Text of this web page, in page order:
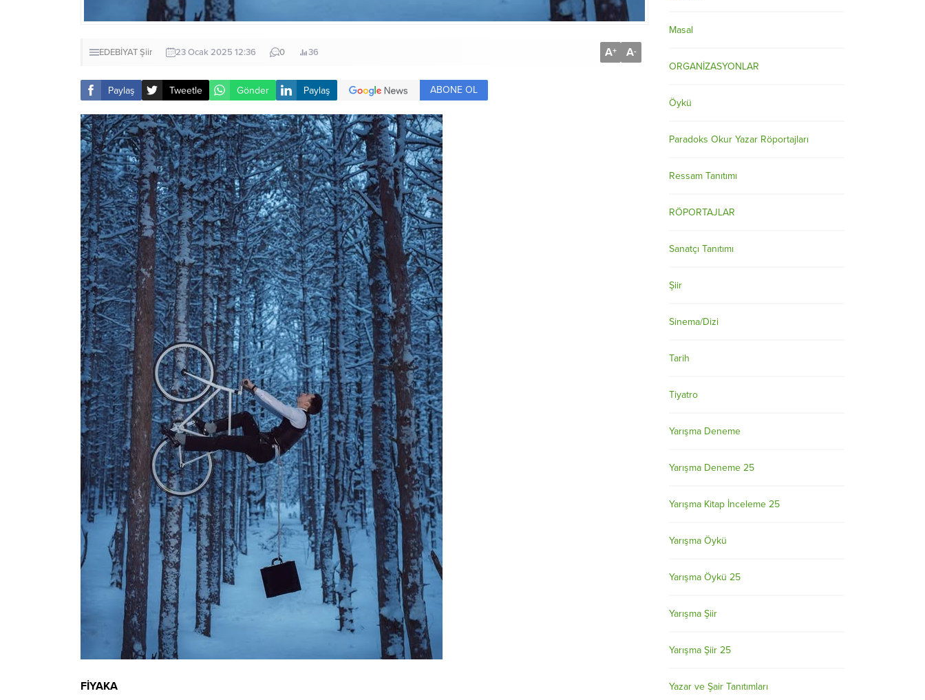
EDEBİYATŞiir 23 Ocak 2025 12:36 0 36 A+ A-
Paylaş Tweetle Gönder Paylaş ABONE OL
FİYAKA
Masal
ORGANİZASYONLAR
Öykü
Paradoks Okur Yazar Röportajları
Ressam Tanıtımı
RÖPORTAJLAR
Sanatçı Tanıtımı
Şiir
Sinema/Dizi
Tarih
Tiyatro
Yarışma Deneme
Yarışma Deneme 25
Yarışma Kitap İnceleme 25
Yarışma Öykü
Yarışma Öykü 25
Yarışma Şiir
Yarışma Şiir 25
Yazar ve Şair Tanıtımları